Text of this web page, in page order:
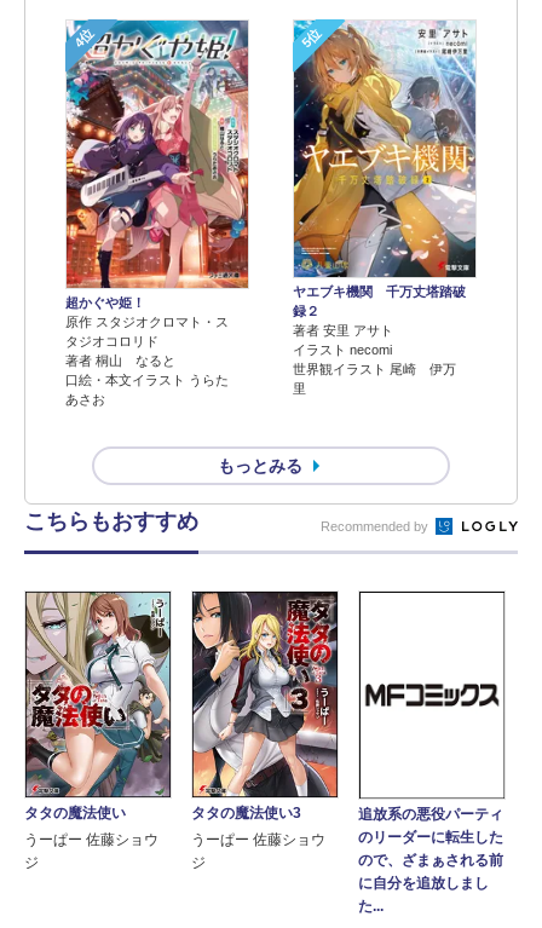
4位
超かぐや姫！
原作 スタジオクロマト・ス
タジオコロリド
著者 桐山 なると
口絵・本文イラスト うらた
あさお
5位
ヤエブキ機関 千万丈塔踏破
録２
著者 安里 アサト
イラスト necomi
世界観イラスト 尾崎 伊万
里
もっとみる
こちらもおすすめ Recommended by
タタの魔法使い
うーぱー 佐藤ショウ
ジ
タタの魔法使い3
うーぱー 佐藤ショウ
ジ
追放系の悪役パーティ
のリーダーに転生した
ので、ざまぁされる前
に自分を追放しまし
た...